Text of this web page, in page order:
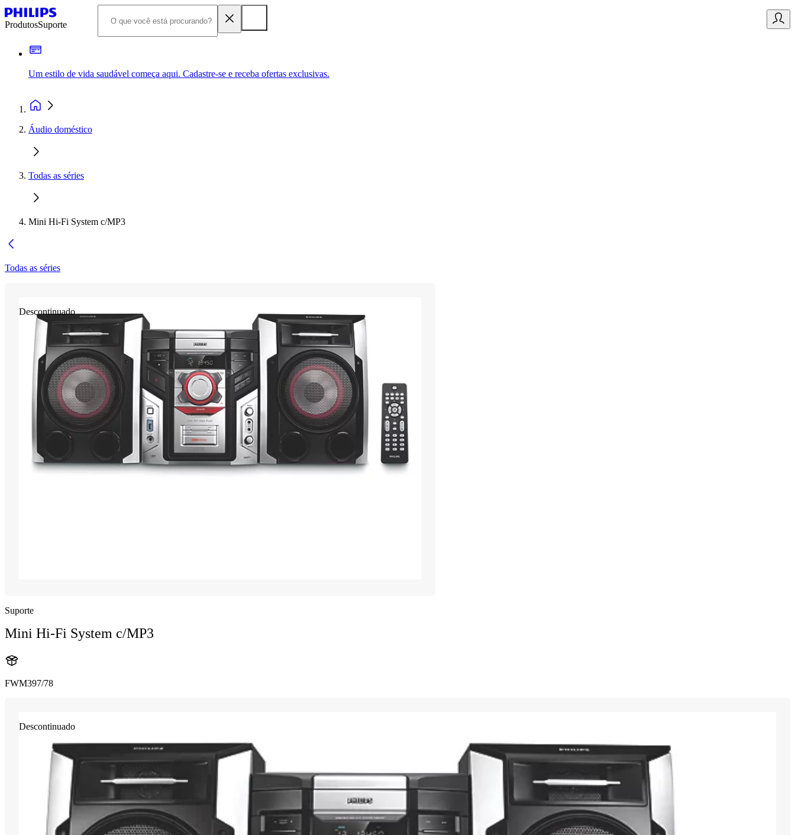
ProdutosSuporte
Um estilo de vida saudável começa aqui. Cadastre-se e receba ofertas exclusivas.
Áudio doméstico
Todas as séries
Mini Hi-Fi System c/MP3
Todas as séries
Descontinuado
Suporte
Mini Hi-Fi System c/MP3
FWM397/78
Descontinuado